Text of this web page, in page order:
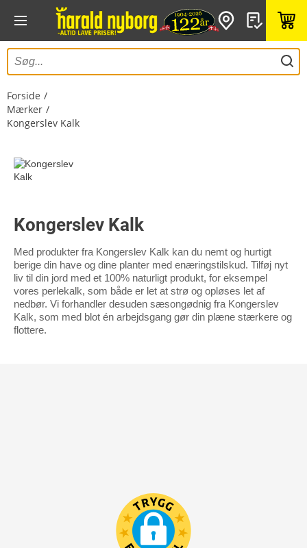
Forside
Mærker
Kongerslev Kalk
Kongerslev Kalk
Med produkter fra Kongerslev Kalk kan du nemt og hurtigt
berige din have og dine planter med enæringstilskud. Tilføj nyt
liv til din jord med et 100% naturligt produkt, for eksempel
vores perlekalk, som både er let at strø og opløses let af
nedbør. Vi forhandler desuden sæsongødnig fra Kongerslev
Kalk, som med blot én arbejdsgang gør din plæne stærkere og
flottere.